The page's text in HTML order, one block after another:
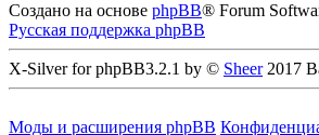
Создано на основе phpBB® Forum
Русская поддержка phpBB
X-Silver for phpBB3.2.1 by © Sheer2017
Моды и расширения phpBB